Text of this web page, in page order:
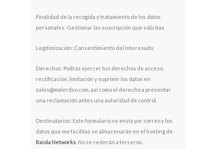
Finalidad de la recogida y tratamiento de los datos
personales: Gestionar las suscripción que solicitas.
Legitimización: Consentimiento del interesado.
Derechos: Podrás ejercer tus derechos de acceso,
rectificación, limitación y suprimir los datos en
sales@malerdso.com, así como el derecho a presentar
una reclamación antes una autoridad de control.
Destinatarios: Este formulario se envía por correo y los
datos que me facilitas se almacenarán en el hosting de
Raiola Networks . No se cederán a terceros.